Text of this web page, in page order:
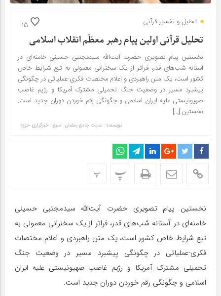
15 تحلیل و تفسیر قرآنی
تحلیل قرآنی اولین پیام رهبر معظّم انقلاب اسلامی
نخستین پیام تصویری حضرت آیت‌الله سیدمجتبی حسینی خامنه‌ای در
آستانه شب‌های قدر، فراتر از یک سخنرانی معمولی به تبع شرایط خاص
کشور است، یک متن راهبردی و اعلام مختصات فکری-عملیاتی در چگونگی
پیشبرد مسیر در وضعیت جنگ تحمیلی مشترک آمریکا و رژیم غاصب
صهیونیستی علیه ایران اسلامی و چگونگی رقم خوردن دوران جدید است.
نخستین […]
نویسنده : سایت جامع رمضان منبع : خبرگزاری حوزه
پ پ
نخستین پیام تصویری حضرت آیت‌الله سیدمجتبی حسینی
خامنه‌ای در آستانه شب‌های قدر، فراتر از یک سخنرانی معمولی به
تبع شرایط خاص کشور است، یک متن راهبردی و اعلام مختصات
فکری-عملیاتی در چگونگی پیشبرد مسیر در وضعیت جنگ
تحمیلی مشترک آمریکا و رژیم غاصب صهیونیستی علیه ایران
اسلامی و چگونگی رقم خوردن دوران جدید است.